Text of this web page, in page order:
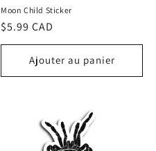
Moon Child Sticker
Prix
habituel
$5.99 CAD
Ajouter au panier